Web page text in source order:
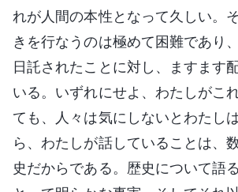
れが人間の本性となって久しい。
きを行なうのは極めて困難であり
日託されたことに対し、ますます
いる。いずれにせよ、わたしがこ
ても、人々は気にしないとわたし
ら、わたしが話していることは、
史だからである。歴史について語